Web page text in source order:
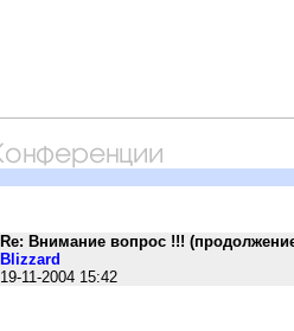
Re: Внимание вопрос !!!
Blizzard
19-11-2004 15:42